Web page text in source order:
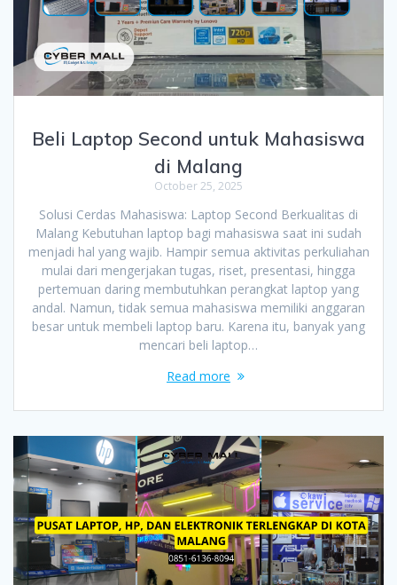
Beli Laptop Second untuk Mahasiswa
di Malang
October 25, 2025
Solusi Cerdas Mahasiswa: Laptop Second Berkualitas di
Malang Kebutuhan laptop bagi mahasiswa saat ini sudah
menjadi hal yang wajib. Hampir semua aktivitas perkuliahan
mulai dari mengerjakan tugas, riset, presentasi, hingga
pertemuan daring membutuhkan perangkat laptop yang
andal. Namun, tidak semua mahasiswa memiliki anggaran
besar untuk membeli laptop baru. Karena itu, banyak yang
mencari beli laptop…
Read more